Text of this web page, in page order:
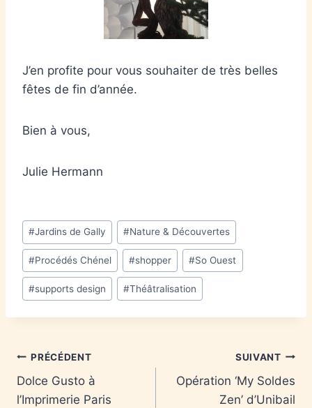
J’en profite pour vous souhaiter de très belles
fêtes de fin d’année.
Bien à vous,
Julie Hermann
#Jardins de Gally #Nature & Découvertes
#Procédés Chénel #shopper #So Ouest
#supports design #Théâtralisation
PRÉCÉDENT
Dolce Gusto à
l’Imprimerie Paris
SUIVANT
Opération ‘My Soldes
Zen’ d’Unibail